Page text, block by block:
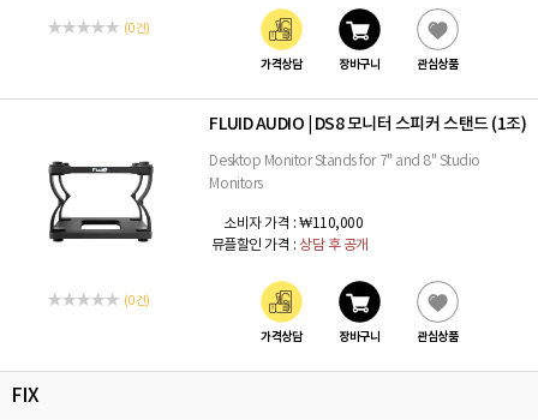
(0 건)
가격상담 장바구니 관심상품
(0 건)
FLUID AUDIO DS8 모니터 스피커 스탠드 (1조)
Desktop Monitor Stands for 7" and 8" Studio
Monitors
소비자 가격 : ₩110,000
뮤플할인 가격 : 상담 후 공개
가격상담 장바구니 관심상품
FIX